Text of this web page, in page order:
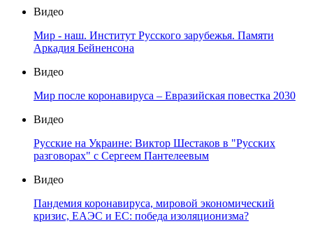
Видео
Мир - наш. Институт Русского зарубежья. Памяти
Аркадия Бейненсона
Видео
Мир после коронавируса – Евразийская повестка 2030
Видео
Русские на Украине: Виктор Шестаков в "Русских
разговорах" с Сергеем Пантелеевым
Видео
Пандемия коронавируса, мировой экономический
кризис, ЕАЭС и ЕС: победа изоляционизма?